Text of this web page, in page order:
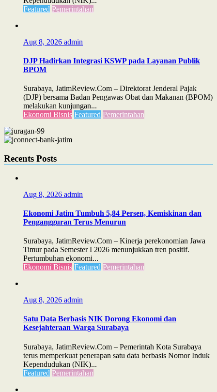
Featured Pemerintahan
Aug 8, 2026 admin
DJP Hadirkan Integrasi KSWP pada Layanan Publik
BPOM
Surabaya, JatimReview.Com – Direktorat Jenderal Pajak
(DJP) bersama Badan Pengawas Obat dan Makanan (BPOM)
melakukan kunjungan...
Ekonomi Bisnis Featured Pemerintahan
Recents Posts
Aug 8, 2026 admin
Ekonomi Jatim Tumbuh 5,84 Persen, Kemiskinan dan
Pengangguran Terus Menurun
Surabaya, JatimReview.Com – Kinerja perekonomian Jawa
Timur pada Semester I 2026 menunjukkan tren positif.
Pertumbuhan ekonomi...
Ekonomi Bisnis Featured Pemerintahan
Aug 8, 2026 admin
Satu Data Berbasis NIK Dorong Ekonomi dan
Kesejahteraan Warga Surabaya
Surabaya, JatimReview.Com – Pemerintah Kota Surabaya
terus memperkuat penerapan satu data berbasis Nomor Induk
Kependudukan (NIK)...
Featured Pemerintahan